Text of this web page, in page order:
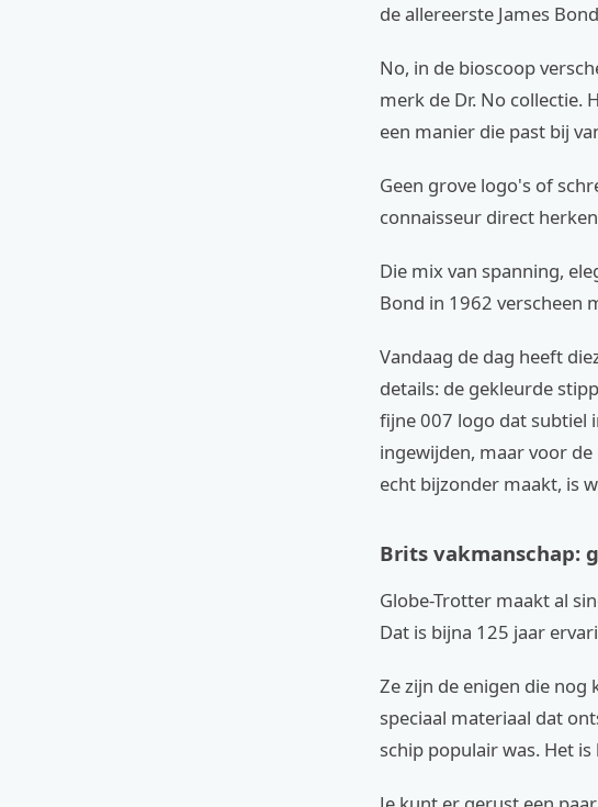
de allereerste James
No, in de bioscoop
merk de Dr. No collectie.
een manier die past bij
Geen grove logo's of
connaisseur direct
Die mix van spanning,
Bond in 1962 verscheen
Vandaag de dag heeft
details: de gekleurde
fijne 007 logo dat subtiel
ingewijden, maar voor
echt bijzonder maakt, is
Brits vakmanschap:
Globe-Trotter maakt al
Dat is bijna 125 jaar
Ze zijn de enigen die nog
speciaal materiaal dat
schip populair was. Het